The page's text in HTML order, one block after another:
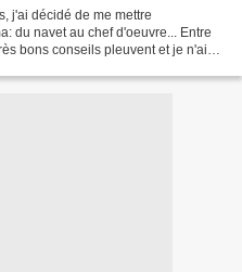
j'ai décidé de me mettre
du navet au chef d'oeuvre... Entre
bons conseils pleuvent et je n'ai